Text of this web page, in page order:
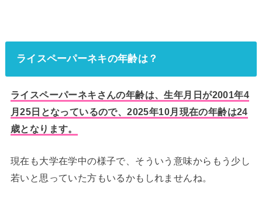
ライスペーパーネキの年齢は？
ライスペーパーネキさんの年齢は、生年月日が2001年4
月25日となっているので、2025年10月現在の年齢は24
歳となります。
現在も大学在学中の様子で、そういう意味からもう少し
若いと思っていた方もいるかもしれませんね。